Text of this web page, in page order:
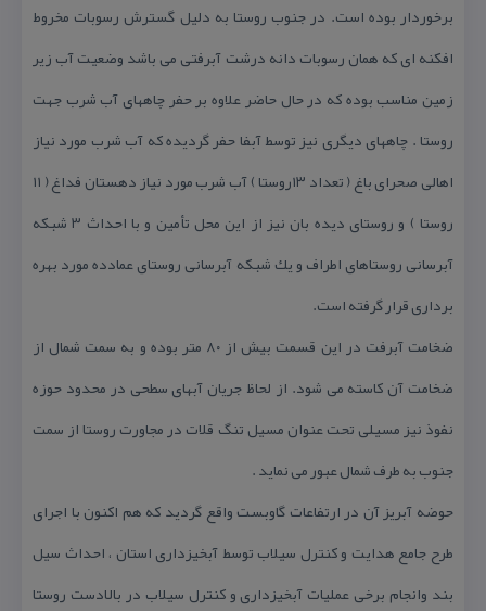
برخوردار بوده است. در جنوب روستا به دلیل گسترش رسوبات مخروط
افكنه ای كه همان رسوبات دانه درشت آبرفتی می باشد وضعیت آب زیر
زمین مناسب بوده كه در حال حاضر علاوه بر حفر چاههای آب شرب جهت
روستا . چاههای دیگری نیز توسط آبفا حفر گردیده كه آب شرب مورد نیاز
اهالی صحرای باغ ( تعداد ۱۳روستا ) آب شرب مورد نیاز دهستان فداغ ( ۱۱
روستا ) و روستای دیده بان نیز از این محل تأمین و با احداث ۳ شبكه
آبرسانی روستاهای اطراف و یك شبكه آبرسانی روستای عمادده مورد بهره
برداری قرار گرفته است.
ضخامت آبرفت در این قسمت بیش از ۸۰ متر بوده و به سمت شمال از
ضخامت آن كاسته می شود. از لحاظ جریان آبهای سطحی در محدود حوزه
نفوذ نیز مسیلی تحت عنوان مسیل تنگ قلات در مجاورت روستا از سمت
جنوب به طرف شمال عبور می نماید .
حوضه آبریز آن در ارتفاعات گاوبست واقع گردید كه هم اكنون با اجرای
طرح جامع هدایت و كنترل سیلاب توسط آبخیزداری استان ، احداث سیل
بند وانجام برخی عملیات آبخیزداری و كنترل سیلاب در بالادست روستا